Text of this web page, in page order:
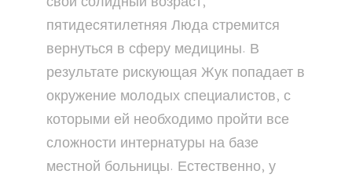
пятидесятилетняя Люда стремится
вернуться в сферу медицины. В
результате рискующая Жук попадает в
окружение молодых специалистов, с
которыми ей необходимо пройти все
сложности интернатуры на базе
местной больницы. Естественно, у